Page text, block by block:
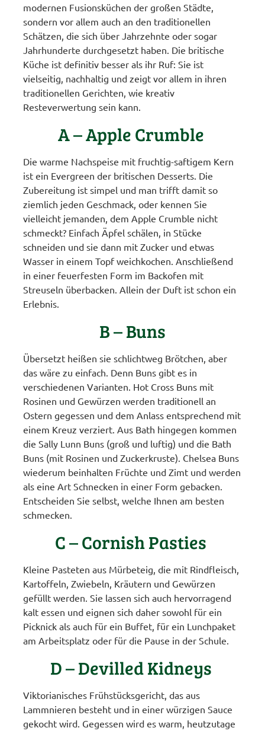
modernen Fusionsküchen der großen Städte,
sondern vor allem auch an den traditionellen
Schätzen, die sich über Jahrzehnte oder sogar
Jahrhunderte durchgesetzt haben. Die britische
Küche ist definitiv besser als ihr Ruf: Sie ist
vielseitig, nachhaltig und zeigt vor allem in ihren
traditionellen Gerichten, wie kreativ
Resteverwertung sein kann.
A – Apple Crumble
Die warme Nachspeise mit fruchtig-saftigem Kern
ist ein Evergreen der britischen Desserts. Die
Zubereitung ist simpel und man trifft damit so
ziemlich jeden Geschmack, oder kennen Sie
vielleicht jemanden, dem Apple Crumble nicht
schmeckt? Einfach Äpfel schälen, in Stücke
schneiden und sie dann mit Zucker und etwas
Wasser in einem Topf weichkochen. Anschließend
in einer feuerfesten Form im Backofen mit
Streuseln überbacken. Allein der Duft ist schon ein
Erlebnis.
B – Buns
Übersetzt heißen sie schlichtweg Brötchen, aber
das wäre zu einfach. Denn Buns gibt es in
verschiedenen Varianten. Hot Cross Buns mit
Rosinen und Gewürzen werden traditionell an
Ostern gegessen und dem Anlass entsprechend mit
einem Kreuz verziert. Aus Bath hingegen kommen
die Sally Lunn Buns (groß und luftig) und die Bath
Buns (mit Rosinen und Zuckerkruste). Chelsea Buns
wiederum beinhalten Früchte und Zimt und werden
als eine Art Schnecken in einer Form gebacken.
Entscheiden Sie selbst, welche Ihnen am besten
schmecken.
C – Cornish Pasties
Kleine Pasteten aus Mürbeteig, die mit Rindfleisch,
Kartoffeln, Zwiebeln, Kräutern und Gewürzen
gefüllt werden. Sie lassen sich auch hervorragend
kalt essen und eignen sich daher sowohl für ein
Picknick als auch für ein Buffet, für ein Lunchpaket
am Arbeitsplatz oder für die Pause in der Schule.
D – Devilled Kidneys
Viktorianisches Frühstücksgericht, das aus
Lammnieren besteht und in einer würzigen Sauce
gekocht wird. Gegessen wird es warm, heutzutage